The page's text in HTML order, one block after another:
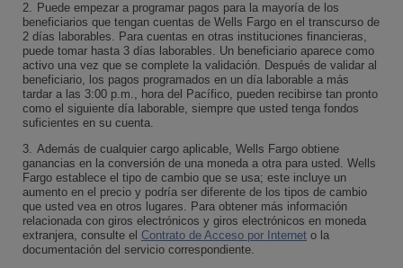
2. Puede empezar a programar pagos para la mayoría de los
beneficiarios que tengan cuentas de Wells Fargo en el transcurso de
2 días laborables. Para cuentas en otras instituciones financieras,
puede tomar hasta 3 días laborables. Un beneficiario aparece como
activo una vez que se complete la validación. Después de validar al
beneficiario, los pagos programados en un día laborable a más
tardar a las 3:00 p.m., hora del Pacífico, pueden recibirse tan pronto
como el siguiente día laborable, siempre que usted tenga fondos
suficientes en su cuenta.
3. Además de cualquier cargo aplicable, Wells Fargo obtiene
ganancias en la conversión de una moneda a otra para usted. Wells
Fargo establece el tipo de cambio que se usa; este incluye un
aumento en el precio y podría ser diferente de los tipos de cambio
que usted vea en otros lugares. Para obtener más información
relacionada con giros electrónicos y giros electrónicos en moneda
extranjera, consulte el Contrato de Acceso por Internet o la
documentación del servicio correspondiente.